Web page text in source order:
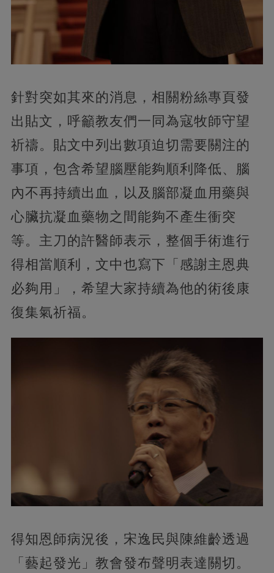
針對突如其來的消息，相關粉絲專頁發
出貼文，呼籲教友們一同為寇牧師守望
祈禱。貼文中列出數項迫切需要關注的
事項，包含希望腦壓能夠順利降低、腦
內不再持續出血，以及腦部凝血用藥與
心臟抗凝血藥物之間能夠不產生衝突
等。主刀的許醫師表示，整個手術進行
得相當順利，文中也寫下「感謝主恩典
必夠用」，希望大家持續為他的術後康
復集氣祈福。
得知恩師病況後，宋逸民與陳維齡透過
「藝起發光」教會發布聲明表達關切。